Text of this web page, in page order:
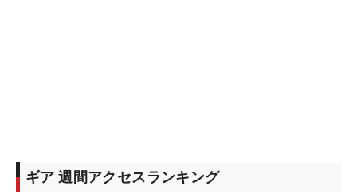
ギア 週間アクセスランキング